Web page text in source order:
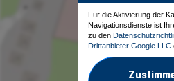
Für die Aktivierung der
Navigationsdienste ist
zu den
Drittanbieter Google LLC